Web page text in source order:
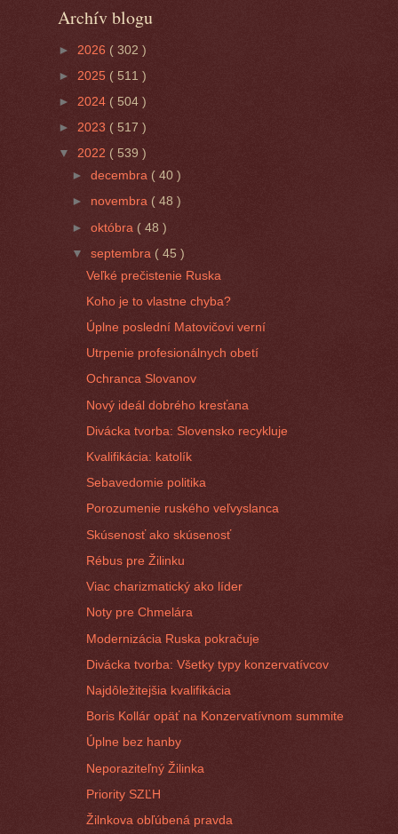
Archív blogu
► 2026 ( 302 )
► 2025 ( 511 )
► 2024 ( 504 )
► 2023 ( 517 )
▼ 2022 ( 539 )
►decembra ( 40 )
► novembra ( 48 )
►októbra ( 48 )
▼septembra ( 45 )
Veľké prečistenie Ruska
Koho je to vlastne chyba?
Úplne poslední Matovičovi verní
Utrpenie profesionálnych obetí
Ochranca Slovanov
Nový ideál dobrého kresťana
Divácka tvorba: Slovensko recykluje
Kvalifikácia: katolík
Sebavedomie politika
Porozumenie ruského veľvyslanca
Skúsenosť ako skúsenosť
Rébus pre Žilinku
Viac charizmatický ako líder
Noty pre Chmelára
Modernizácia Ruska pokračuje
Divácka tvorba: Všetky typy konzervatívcov
Najdôležitejšia kvalifikácia
Boris Kollár opäť na Konzervatívnom summite
Úplne bez hanby
Neporaziteľný Žilinka
Priority SZĽH
Žilnkova obľúbená pravda